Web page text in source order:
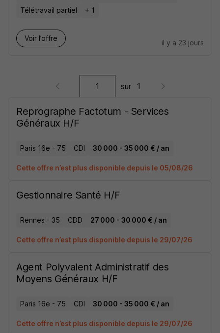
Télétravail partiel
+ 1
Voir l’offre
il y a 23 jours
sur 1
Reprographe Factotum - Services
Généraux H/F
Paris 16e - 75 CDI 30 000 - 35 000 € / an
Cette offre n’est plus disponible depuis le 05/08/26
Gestionnaire Santé H/F
Rennes - 35 CDD 27 000 - 30 000 € / an
Cette offre n’est plus disponible depuis le 29/07/26
Agent Polyvalent Administratif des
Moyens Généraux H/F
Paris 16e - 75 CDI 30 000 - 35 000 € / an
Cette offre n’est plus disponible depuis le 29/07/26